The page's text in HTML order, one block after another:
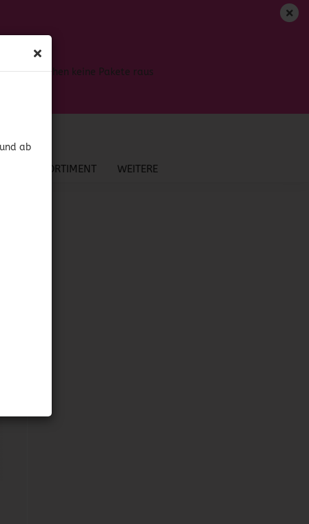
ab
dahin gehen keine Pakete raus
NEU IM SORTIMENT WEITERE